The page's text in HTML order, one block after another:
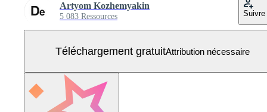
Artyom Kozhemyakin
5 083 Ressources Suivre
Téléchargement gratuitAttribution nécessaire